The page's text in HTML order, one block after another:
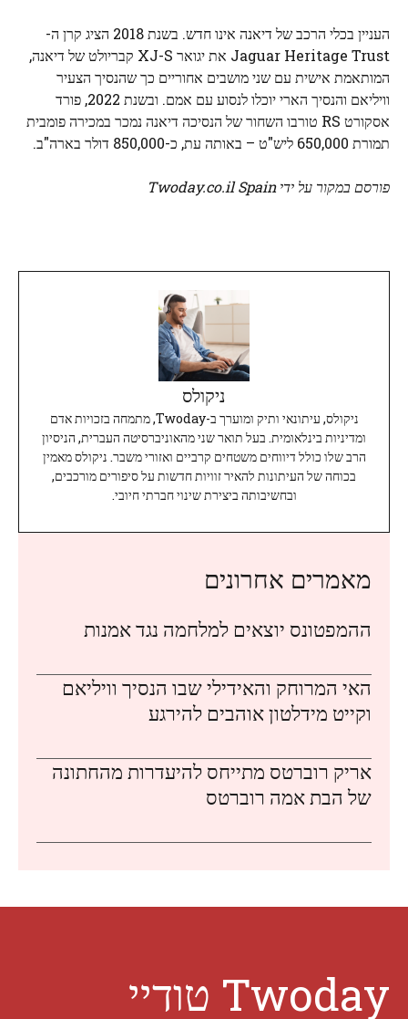
העניין בכלי הרכב של דיאנה אינו חדש. בשנת 2018 הציג קרן ה-
Jaguar Heritage Trust את יגואר XJ-S קבריולט של דיאנה,
המותאמת אישית עם שני מושבים אחוריים כך שהנסיך הצעיר
וויליאם והנסיך הארי יוכלו לנסוע עם אמם. ובשנת 2022, פורד
אסקורט RS טורבו השחור של הנסיכה דיאנה נמכר במכירה פומבית
תמורת 650,000 ליש"ט – באותה עת, כ-850,000 דולר בארה"ב.
פורסם במקור על ידי Twoday.co.il Spain
ניקולס
ניקולס, עיתונאי ותיק ומוערך ב-Twoday, מתמחה בזכויות אדם
ומדיניות בינלאומית. בעל תואר שני מהאוניברסיטה העברית, הניסיון
הרב שלו כולל דיווחים משטחים קרביים ואזורי משבר. ניקולס מאמין
בכוחה של העיתונות להאיר זוויות חדשות על סיפורים מורכבים,
ובחשיבותה ביצירת שינוי חברתי חיובי.
מאמרים אחרונים
ההמפטונס יוצאים למלחמה נגד אמנות
האי המרוחק והאידילי שבו הנסיך וויליאם
וקייט מידלטון אוהבים להירגע
אריק רוברטס מתייחס להיעדרות מהחתונה
של הבת אמה רוברטס
Twoday טודיי